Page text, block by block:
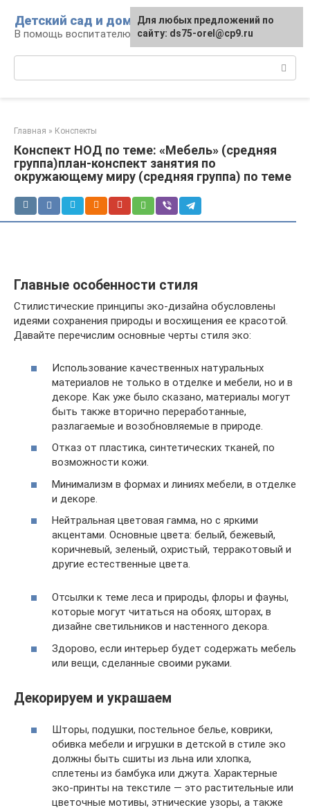
контенту
Детский сад и дом
В помощь воспитателю и родителям
Главная » Конспекты
Конспект НОД по теме: «Мебель» (средняя
группа)план-конспект занятия по
окружающему миру (средняя группа) по теме
Главные особенности стиля
Стилистические принципы эко-дизайна обусловлены
идеями сохранения природы и восхищения ее красотой.
Давайте перечислим основные черты стиля эко:
Использование качественных натуральных
материалов не только в отделке и мебели, но и в
декоре. Как уже было сказано, материалы могут
быть также вторично переработанные,
разлагаемые и возобновляемые в природе.
Отказ от пластика, синтетических тканей, по
возможности кожи.
Минимализм в формах и линиях мебели, в отделке
и декоре.
Нейтральная цветовая гамма, но с яркими
акцентами. Основные цвета: белый, бежевый,
коричневый, зеленый, охристый, терракотовый и
другие естественные цвета.
Отсылки к теме леса и природы, флоры и фауны,
которые могут читаться на обоях, шторах, в
дизайне светильников и настенного декора.
Здорово, если интерьер будет содержать мебель
или вещи, сделанные своими руками.
Декорируем и украшаем
Шторы, подушки, постельное белье, коврики,
обивка мебели и игрушки в детской в стиле эко
должны быть сшиты из льна или хлопка,
сплетены из бамбука или джута. Характерные
эко-принты на текстиле — это растительные или
цветочные мотивы, этнические узоры, а также
Для любых предложений по
сайту: ds75-orel@cp9.ru